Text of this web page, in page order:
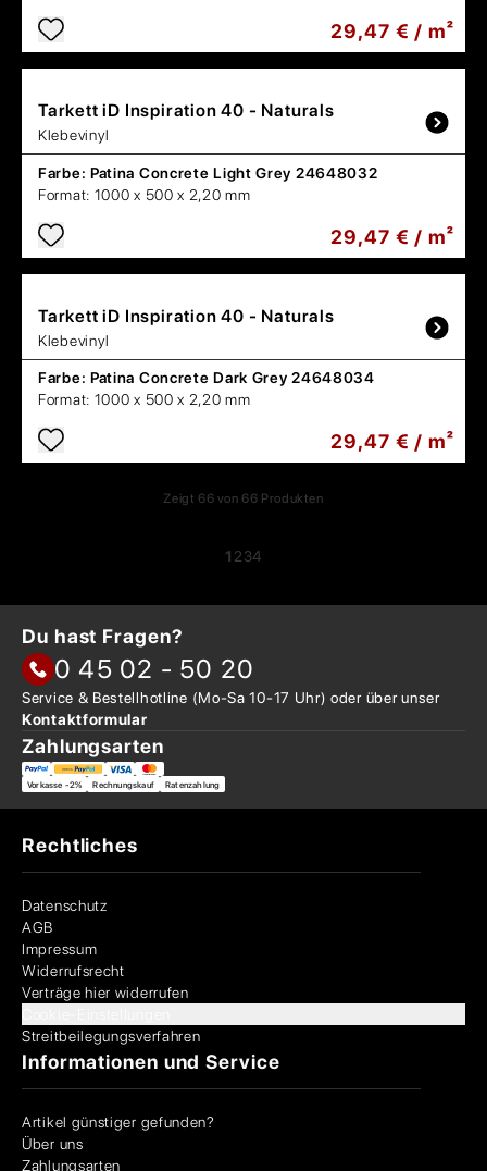
29,47 € / m²
Tarkett iD Inspiration 40 - Naturals
Klebevinyl
Farbe: Patina Concrete Light Grey 24648032
Format: 1000 x 500 x 2,20 mm
29,47 € / m²
Tarkett iD Inspiration 40 - Naturals
Klebevinyl
Farbe: Patina Concrete Dark Grey 24648034
Format: 1000 x 500 x 2,20 mm
29,47 € / m²
Zeigt 66 von 66 Produkten
1 234
Du hast Fragen?
0 45 02 - 50 20
Service & Bestellhotline (Mo-Sa 10-17 Uhr) oder überunser
Kontaktformular
Zahlungsarten
Vorkasse -2% Rechnungskauf Ratenzahlung
Rechtliches
Datenschutz
AGB
Impressum
Widerrufsrecht
Verträge hier widerrufen
Streitbeilegungsverfahren
Informationen und Service
Artikel günstiger gefunden?
Über uns
Zahlungsarten